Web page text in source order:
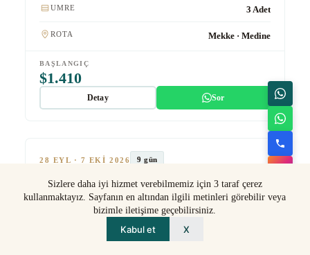
Sizlere daha iyi hizmet verebilmemiz için 3 taraf çerez
kullanmaktayız. Sayfanın en altından ilgili metinleri görebilir veya
bizimle iletişime geçebilirsiniz.
Kabul et X
UMRE 3 Adet
ROTA Mekke · Medine
BAŞLANGIÇ
$1.410
Detay Sor
28 EYL · 7 EKI 2026 9 gün
Kulaklık